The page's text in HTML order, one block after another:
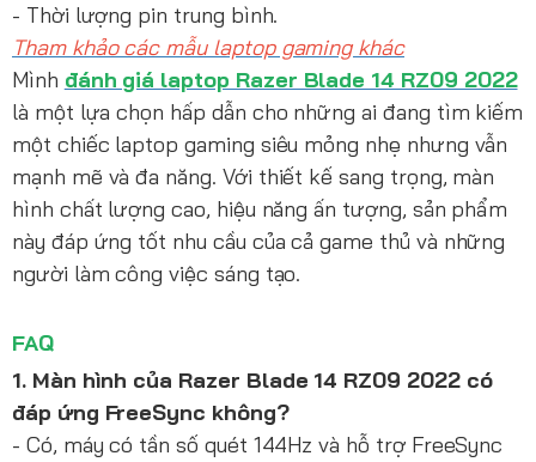
- Thời lượng pin trung bình.
Tham khảo các mẫu laptop gaming khác
Mình đánh giá laptop Razer Blade 14 RZ09 2022
là một lựa chọn hấp dẫn cho những ai đang tìm kiếm
một chiếc laptop gaming siêu mỏng nhẹ nhưng vẫn
mạnh mẽ và đa năng. Với thiết kế sang trọng, màn
hình chất lượng cao, hiệu năng ấn tượng, sản phẩm
này đáp ứng tốt nhu cầu của cả game thủ và những
người làm công việc sáng tạo.
FAQ
1. Màn hình của Razer Blade 14 RZ09 2022 có
đáp ứng FreeSync không?
- Có, máy có tần số quét 144Hz và hỗ trợ FreeSync